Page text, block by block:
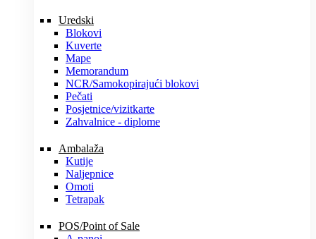
Uredski
Blokovi
Kuverte
Mape
Memorandum
NCR/Samokopirajući blokovi
Pečati
Posjetnice/vizitkarte
Zahvalnice - diplome
Ambalaža
Kutije
Naljepnice
Omoti
Tetrapak
POS/Point of Sale